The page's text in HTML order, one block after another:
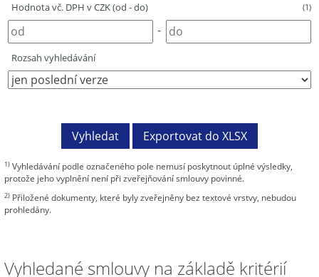
Hodnota vč. DPH v CZK (od - do) (1)
-
Rozsah vyhledávání
1) Vyhledávání podle označeného pole nemusí poskytnout úplné výsledky,
protože jeho vyplnění není při zveřejňování smlouvy povinné.
2) Přiložené dokumenty, které byly zveřejněny bez textové vrstvy, nebudou
prohledány.
Vyhledané smlouvy na základě kritérií